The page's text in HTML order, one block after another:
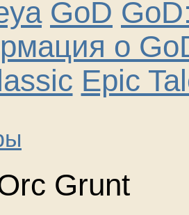
GoD
о
Epic
Grunt